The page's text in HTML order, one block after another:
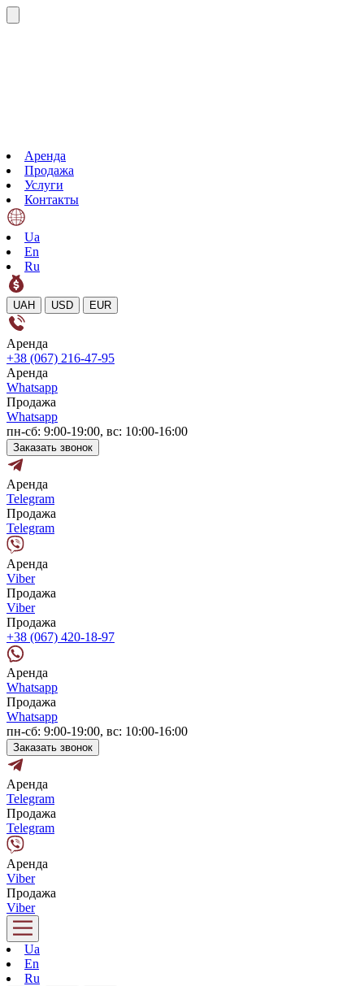
Аренда
Продажа
Услуги
Контакты
Ua
En
Ru
UAH USD EUR
Аренда
+38 (067) 216-47-95
Аренда
Whatsapp
Продажа
Whatsapp
пн-сб: 9:00-19:00, вс: 10:00-16:00
Заказать звонок
Аренда
Telegram
Продажа
Telegram
Аренда
Viber
Продажа
Viber
Продажа
+38 (067) 420-18-97
Аренда
Whatsapp
Продажа
Whatsapp
пн-сб: 9:00-19:00, вс: 10:00-16:00
Заказать звонок
Аренда
Telegram
Продажа
Telegram
Аренда
Viber
Продажа
Viber
Ua
En
Ru